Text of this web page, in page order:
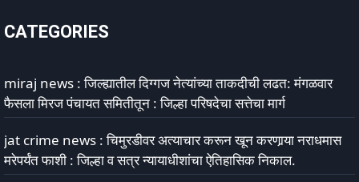
CATEGORIES
miraj news : जिल्ह्यातील दिग्गज नेत्यांच्या ताकदीची लढत: मंगळवार
फैसला मिरज पंचायत समितीतून : जिल्हा परिषदेचा सत्तेचा मार्ग
jat crime news : चिमुरडीवर अत्याचार करून खून करणार्‍या नराधमास
मरेपर्यंत फाशी : जिल्हा व सत्र न्यायाधीशांचा ऐतिहासिक निकाल.